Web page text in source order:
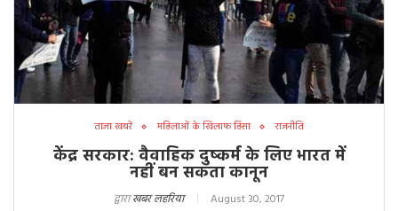
ताजा खबरें महिलाओं के खिलाफ हिंसा राजनीति
केंद्र सरकार: वैवाहिक दुष्कर्म के लिए भारत में
नहीं बन सकता कानून
द्वाराखबर लहरिया August 30, 2017